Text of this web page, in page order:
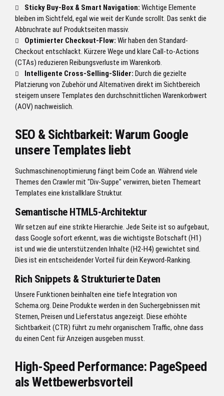
Sticky Buy-Box & Smart Navigation: Wichtige Elemente
bleiben im Sichtfeld, egal wie weit der Kunde scrollt. Das senkt die
Abbruchrate auf Produktseiten massiv.
Optimierter Checkout-Flow: Wir haben den Standard-
Checkout entschlackt. Kürzere Wege und klare Call-to-Actions
(CTAs) reduzieren Reibungsverluste im Warenkorb.
Intelligente Cross-Selling-Slider: Durch die gezielte
Platzierung von Zubehör und Alternativen direkt im Sichtbereich
steigern unsere Templates den durchschnittlichen Warenkorbwert
(AOV) nachweislich.
SEO & Sichtbarkeit: Warum Google
unsere Templates liebt
Suchmaschinenoptimierung fängt beim Code an. Während viele
Themes den Crawler mit "Div-Suppe" verwirren, bieten Themeart
Templates eine kristallklare Struktur.
Semantische HTML5-Architektur
Wir setzen auf eine strikte Hierarchie. Jede Seite ist so aufgebaut,
dass Google sofort erkennt, was die wichtigste Botschaft (H1)
ist und wie die unterstützenden Inhalte (H2-H4) gewichtet sind.
Dies ist ein entscheidender Vorteil für dein Keyword-Ranking.
Rich Snippets & Strukturierte Daten
Unsere Funktionen beinhalten eine tiefe Integration von
Schema.org. Deine Produkte werden in den Suchergebnissen mit
Sternen, Preisen und Lieferstatus angezeigt. Diese erhöhte
Sichtbarkeit (CTR) führt zu mehr organischem Traffic, ohne dass
du einen Cent für Anzeigen ausgeben musst.
High-Speed Performance: PageSpeed
als Wettbewerbsvorteil